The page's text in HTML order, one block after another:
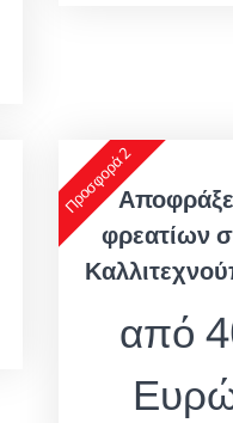
Προσφορά 2
φρεατίων
από